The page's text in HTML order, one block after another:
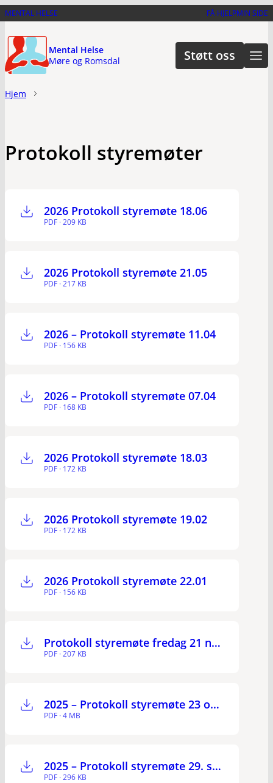
Hopp
hovedinnhold
MENTAL HELSE FÅ HJELPMIN SIDE
Mental Helse
Møre og Romsdal
Støtt oss
Hjem
Protokoll styremøter
2026 Protokoll styremøte 18.06
PDF · 209 KB
2026 Protokoll styremøte 21.05
PDF · 217 KB
2026 – Protokoll styremøte 11.04
PDF · 156 KB
2026 – Protokoll styremøte 07.04
PDF · 168 KB
2026 Protokoll styremøte 18.03
PDF · 172 KB
2026 Protokoll styremøte 19.02
PDF · 172 KB
2026 Protokoll styremøte 22.01
PDF · 156 KB
Protokoll styremøte fredag 21 november 2025
PDF · 207 KB
2025 – Protokoll styremøte 23 oktober
PDF · 4 MB
2025 – Protokoll styremøte 29. september
PDF · 296 KB